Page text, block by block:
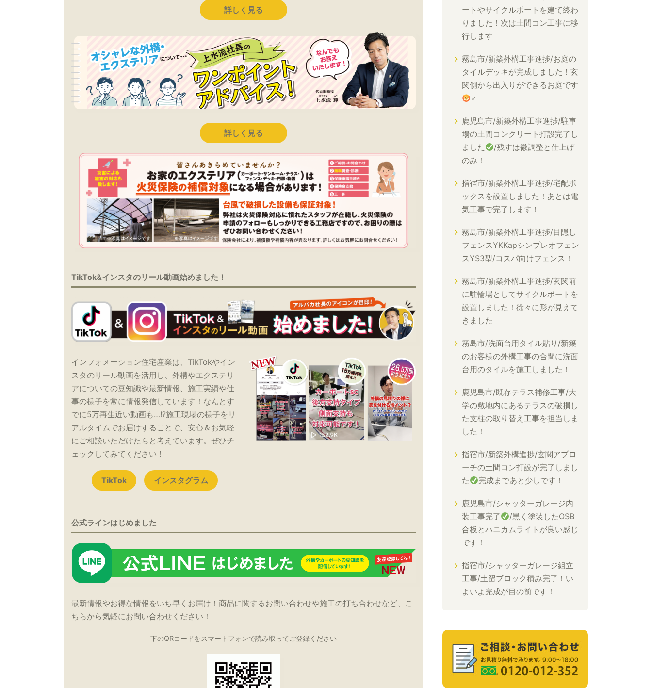
詳しく見る
詳しく見る
TikTok&インスタのリール動画始めました！
インフォメーション住宅産業は、TikTokやイン
スタのリール動画を活用し、外構やエクステリ
アについての豆知識や最新情報、施工実績や仕
事の様子を常に情報発信しています！なんとす
でに5万再生近い動画も…!?施工現場の様子をリ
アルタイムでお届けすることで、安心＆お気軽
にご相談いただけたらと考えています。ぜひチ
ェックしてみてください！
TikTok インスタグラム
公式ラインはじめました
最新情報やお得な情報をいち早くお届け！商品に関するお問い合わせや施工の打ち合わせなど、こ
ちらから気軽にお問い合わせください！
下のQRコードをスマートフォンで読み取ってご登録ください
ートやサイクルポートを建て終わ
りました！次は土間コン工事に移
行します
霧島市/新築外構工事進捗/お庭の
タイルデッキが完成しました！玄
関側から出入りができるお庭です
‍♂
鹿児島市/新築外構工事進捗/駐車
場の土間コンクリート打設完了し
ました
/残すは微調整と仕上げ
のみ！
指宿市/新築外構工事進捗/宅配ボ
ックスを設置しました！あとは電
気工事で完了します！
霧島市/新築外構工事進捗/目隠し
フェンスYKKapシンプレオフェン
スYS3型/コスパ向けフェンス！
霧島市/新築外構工事進捗/玄関前
に駐輪場としてサイクルポートを
設置しました！徐々に形が見えて
きました
霧島市/洗面台用タイル貼り/新築
のお客様の外構工事の合間に洗面
台用のタイルを施工しました！
鹿児島市/既存テラス補修工事/大
学の敷地内にあるテラスの破損し
た支柱の取り替え工事を担当しま
した！
指宿市/新築外構進捗/玄関アプロ
ーチの土間コン打設が完了しまし
た
完成まであと少しです！
鹿児島市/シャッターガレージ内
装工事完了
/黒く塗装したOSB
合板とハニカムライトが良い感じ
です！
指宿市/シャッターガレージ組立
工事/土留ブロック積み完了！い
よいよ完成が目の前です！